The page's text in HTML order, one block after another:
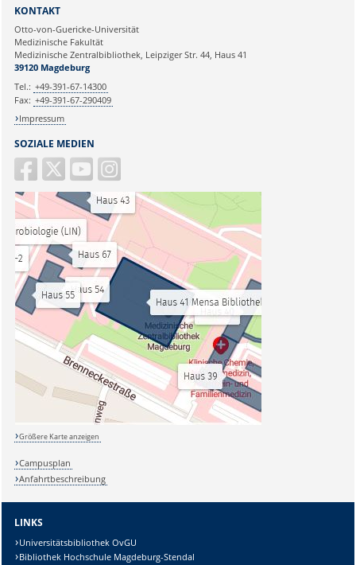
SOZIALE MEDIEN
KONTAKT
Otto-von-Guericke-Universität
Medizinische Fakultät
Medizinische Zentralbibliothek, Leipziger Str. 44, Haus 41
39120 Magdeburg
Tel.: +49-391-67-14300
Fax: +49-391-67-290409
Impressum
Größere Karte anzeigen
Campusplan
Anfahrtbeschreibung
LINKS
Universitätsbibliothek OvGU
Bibliothek Hochschule Magdeburg-Stendal